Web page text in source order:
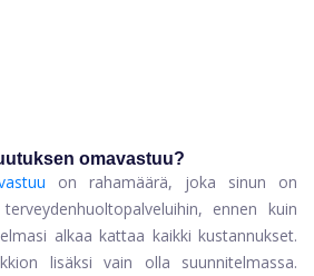
omavastuu?
on rahamäärä, joka sinun on
ennen kuin
alkaa kattaa kaikki kustannukset.
lisäksi vain olla suunnitelmassa.